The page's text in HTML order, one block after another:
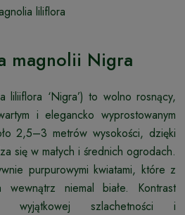
liliflora
magnolii Nigra
liliiflora ‘Nigra’) to wolno rosnący,
i elegancko wyprostowanym
2,5–3 metrów wysokości, dzięki
się w małych i średnich ogrodach.
purpurowymi kwiatami, które z
niemal białe. Kontrast
szlachetności i